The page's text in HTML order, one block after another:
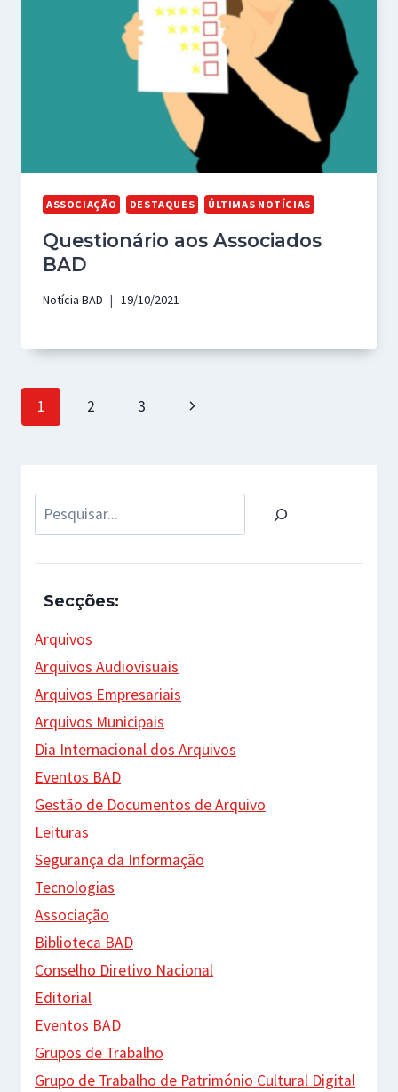
ASSOCIAÇÃO DESTAQUES ÚLTIMAS NOTÍCIAS
Questionário aos Associados
BAD
Notícia BAD 19/10/2021
Page
1 2 3
Next
Pesquisar
Secções:
Arquivos
Arquivos Audiovisuais
Arquivos Empresariais
Arquivos Municipais
Dia Internacional dos Arquivos
Eventos BAD
Gestão de Documentos de Arquivo
Leituras
Segurança da Informação
Tecnologias
Associação
Biblioteca BAD
Conselho Diretivo Nacional
Editorial
Eventos BAD
Grupos de Trabalho
Grupo de Trabalho de Património Cultural Digital